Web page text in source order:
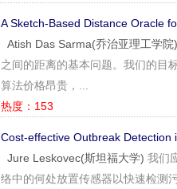
A Sketch-Based Distance Oracle
Atish Das Sarma(乔治亚理工学院)
之间的距离的基本问题。我们的目
算法价格昂贵，...
热度：153
Cost-effective Outbreak Detection
Jure Leskovec(斯坦福大学) 我们
络中的何处放置传感器以快速检测